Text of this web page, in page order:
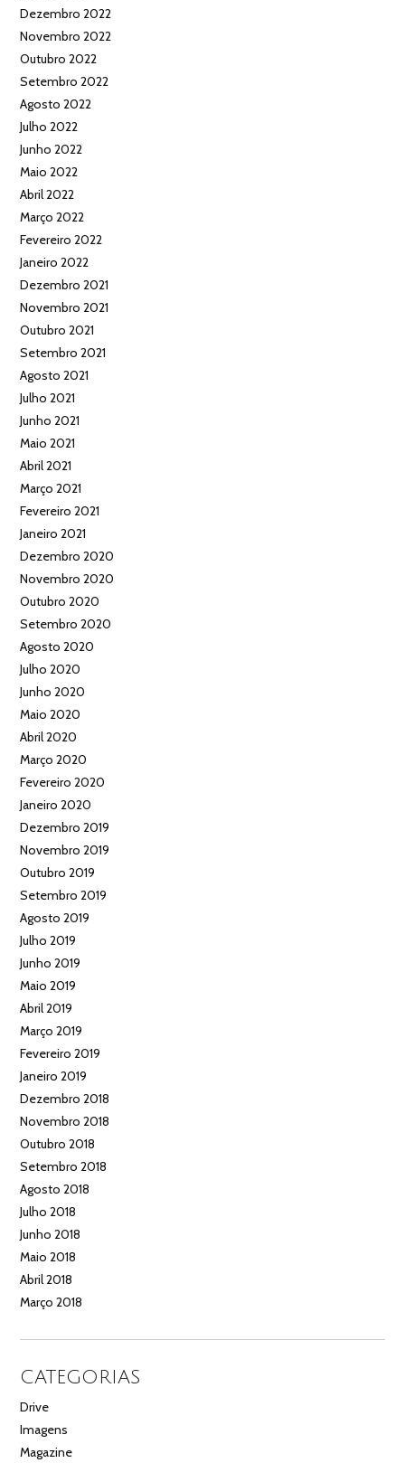
Dezembro 2022
Novembro 2022
Outubro 2022
Setembro 2022
Agosto 2022
Julho 2022
Junho 2022
Maio 2022
Abril 2022
Março 2022
Fevereiro 2022
Janeiro 2022
Dezembro 2021
Novembro 2021
Outubro 2021
Setembro 2021
Agosto 2021
Julho 2021
Junho 2021
Maio 2021
Abril 2021
Março 2021
Fevereiro 2021
Janeiro 2021
Dezembro 2020
Novembro 2020
Outubro 2020
Setembro 2020
Agosto 2020
Julho 2020
Junho 2020
Maio 2020
Abril 2020
Março 2020
Fevereiro 2020
Janeiro 2020
Dezembro 2019
Novembro 2019
Outubro 2019
Setembro 2019
Agosto 2019
Julho 2019
Junho 2019
Maio 2019
Abril 2019
Março 2019
Fevereiro 2019
Janeiro 2019
Dezembro 2018
Novembro 2018
Outubro 2018
Setembro 2018
Agosto 2018
Julho 2018
Junho 2018
Maio 2018
Abril 2018
Março 2018
CATEGORIAS
Drive
Imagens
Magazine